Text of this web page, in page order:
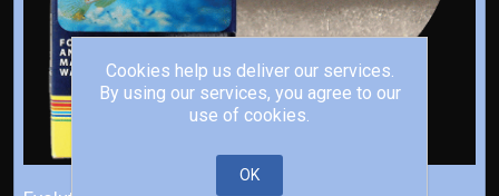
Cookies help us deliver our services.
By using our services, you agree to our
use of cookies.
OK